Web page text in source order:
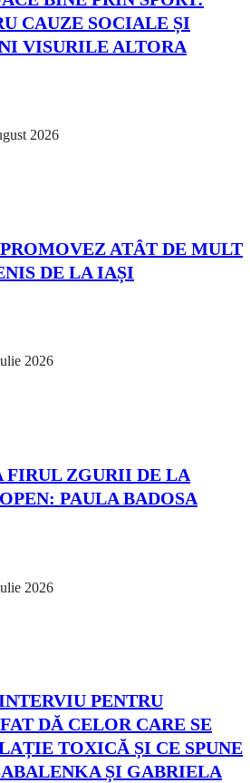
CAUZE SOCIALE ȘI
VISURILE ALTORA
2026
ATÂT DE MULT
DE LA IAȘI
2026
FIRUL ZGURII DE LA
PAULA BADOSA
2026
PENTRU
DĂ CELOR CARE SE
TOXICĂ ȘI CE SPUNE
ȘI GABRIELA